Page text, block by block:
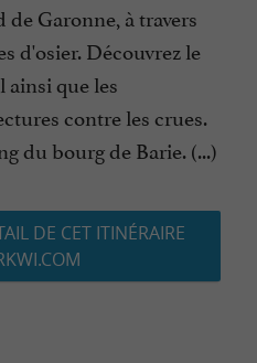
Garonne, à travers
d'osier. Découvrez le
que les
contre les crues.
du bourg de Barie. (...)
DE CET ITINÉRAIRE